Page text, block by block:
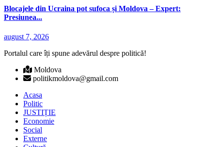
Blocajele din Ucraina pot sufoca și Moldova – Expert:
Presiunea...
august 7, 2026
Portalul care îți spune adevărul despre politică!
Moldova
politikmoldova@gmail.com
Acasa
Politic
JUSTIȚIE
Economie
Social
Externe